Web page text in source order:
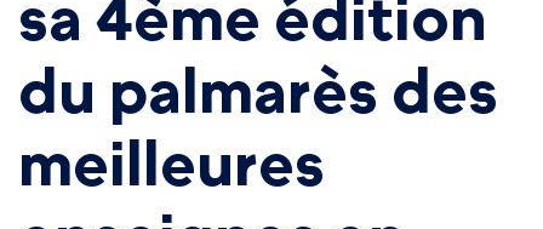
sa 4ème édition
du palmarès des
meilleures